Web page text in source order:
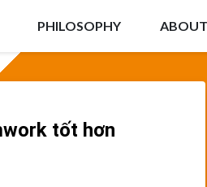
PHILOSOPHY ABOUT
tốt hơn